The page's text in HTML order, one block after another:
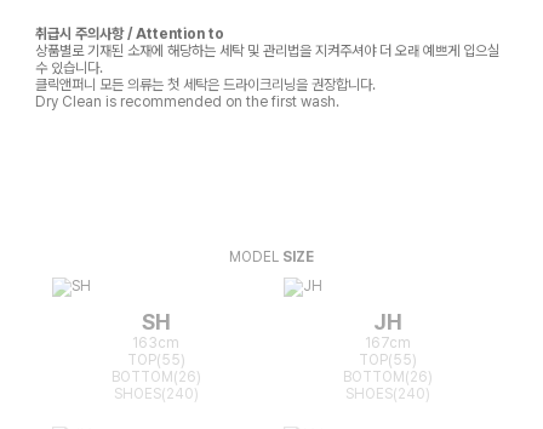
취급시 주의사항 / Attention to
상품별로 기재된 소재에 해당하는 세탁 및 관리법을 지켜주셔야 더 오래 예쁘게 입으실
수 있습니다.
클릭앤퍼니 모든 의류는 첫 세탁은 드라이크리닝을 권장합니다.
Dry Clean is recommended on the first wash.
MODEL SIZE
SH
163cm
TOP(55)
BOTTOM(26)
SHOES(240)
JH
167cm
TOP(55)
BOTTOM(26)
SHOES(240)